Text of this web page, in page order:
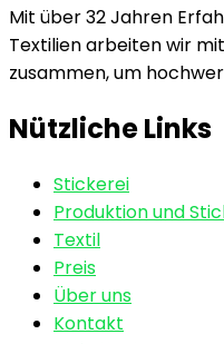
Mit über 32 Jahren
Textilien arbeiten wir
zusammen, um
Nützliche Links
Stickerei
Produktion und
Textil
Preis
Über uns
Kontakt